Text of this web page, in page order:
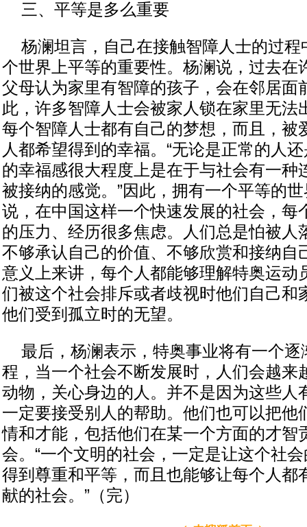
三、平等是多么重要
杨澜坦言，自己在接触智障人士的过程
个世界上平等的重要性。杨澜说，过去在
父母认为家里有智障的孩子，会在邻居面
此，许多智障人士会被家人锁在家里无法
每个智障人士都有自己的梦想，而且，被
人都希望得到的幸福。“无论是正常的人
的幸福感很大程度上是在于与社会有一种
被接纳的感觉。”因此，拥有一个平等的
说，在中国这样一个快速发展的社会，每
的压力、经历很多焦虑。人们总是怕被人
不够承认自己的价值、不够欣赏和接纳自
意义上来讲，每个人都能够理解特奥运动
们被这个社会排斥或者歧视时他们自己和
他们受到孤立时的无望。
最后，杨澜表示，特奥事业将有一个逐
程，当一个社会不断发展时，人们会越来
动物，关心身边的人。并不是因为这些人
一定要接受别人的帮助。他们也可以把他
情和才能，包括他们在某一个方面的才智
会。“一个文明的社会，一定是让这个社
得到尊重和平等，而且也能够让每个人都
献的社会。”（完）